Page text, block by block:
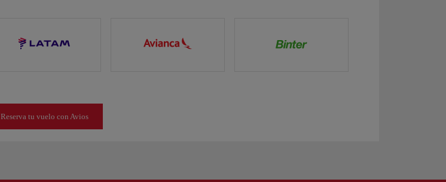
Reserva tu vuelo con Avios